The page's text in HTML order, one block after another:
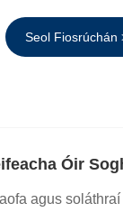
Seol Fiosrúchán
Óir
agus